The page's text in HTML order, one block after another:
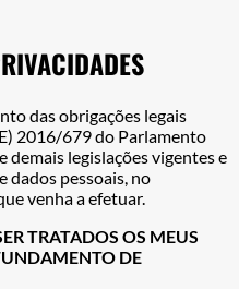
das obrigações legais
2016/679 do Parlamento
demais legislações vigentes e
dados pessoais, no
venha a efetuar.
TRATADOS OS MEUS
DE